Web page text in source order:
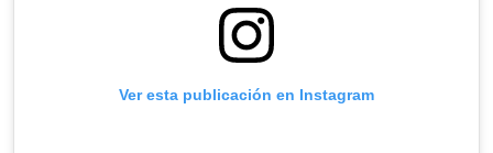
Ver esta publicación en Instagram